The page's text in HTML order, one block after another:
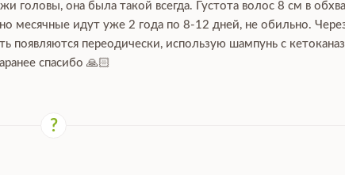
головы, она была такой всегда. Густота волос 8 см в
месячные идут уже 2 года по 8-12 дней, не обильно.
появляются переодически, использую шампунь с
спасибо 🙏🏻